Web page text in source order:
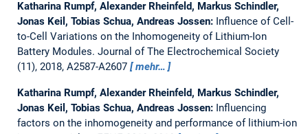
Katharina Rumpf, Alexander Rheinfeld, Markus Schindler,
Jonas Keil, Tobias Schua, Andreas Jossen: Influence of Cell-
to-Cell Variations on the Inhomogeneity of Lithium-Ion
Battery Modules. Journal of The Electrochemical Society
(11), 2018, A2587-A2607
mehr…
Katharina Rumpf, Alexander Rheinfeld, Markus Schindler,
Jonas Keil, Tobias Schua, Andreas Jossen: Influencing
factors on the inhomogeneity and performance of lithium-ion